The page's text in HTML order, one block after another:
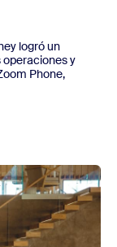
logró un
operaciones y
Phone,